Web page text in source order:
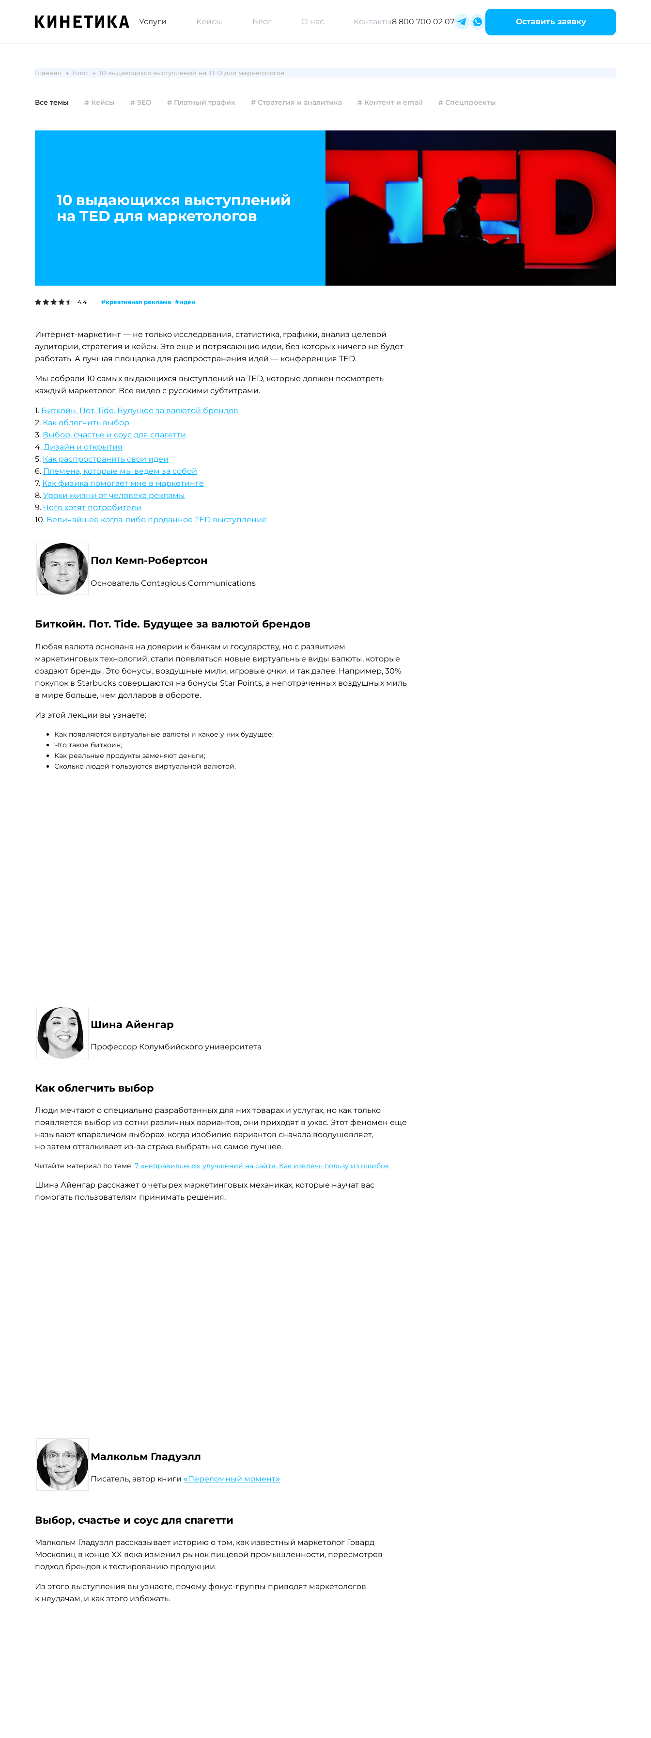
Услуги Кейсы Блог О нас Контакты8 800 700 02 07 Оставить заявку
Главная Блог 10 выдающихся выступлений на TED для маркетологов
Все темы # Кейсы # SEO # Платный трафик # Стратегия и аналитика # Контент и email # Спецпроекты
10 выдающихся выступлений
на TED для маркетологов
4.4 #креативная реклама #идеи
Интернет-маркетинг — не только исследования, статистика, графики, анализ целевой
аудитории, стратегия и кейсы. Это еще и потрясающие идеи, без которых ничего не будет
работать. А лучшая площадка для распространения идей — конференция TED.
Мы собрали 10 самых выдающихся выступлений на TED, которые должен посмотреть
каждый маркетолог. Все видео с русскими субтитрами.
1. Биткойн. Пот. Tide. Будущее за валютой брендов
2. Как облегчить выбор
3. Выбор, счастье и соус для спагетти
4. Дизайн и открытия
5. Как распространить свои идеи
6. Племена, которые мы ведем за собой
7. Как физика помогает мне в маркетинге
8. Уроки жизни от человека рекламы
9. Чего хотят потребители
10. Величайшее когда-либо проданное TED выступление
Пол Кемп-Робертсон
Основатель Contagious Communications
Биткойн. Пот. Tide. Будущее за валютой брендов
Любая валюта основана на доверии к банкам и государству, но с развитием
маркетинговых технологий, стали появляться новые виртуальные виды валюты, которые
создают бренды. Это бонусы, воздушные мили, игровые очки, и так далее. Например, 30%
покупок в Starbucks совершаются на бонусы Star Points, а непотраченных воздушных миль
в мире больше, чем долларов в обороте.
Из этой лекции вы узнаете:
Как появляются виртуальные валюты и какое у них будущее;
Что такое биткоин;
Как реальные продукты заменяют деньги;
Сколько людей пользуются виртуальной валютой.
Шина Айенгар
Профессор Колумбийского университета
Как облегчить выбор
Люди мечтают о специально разработанных для них товарах и услугах, но как только
появляется выбор из сотни различных вариантов, они приходят в ужас. Этот феномен еще
называют «параличом выбора», когда изобилие вариантов сначала воодушевляет,
но затем отталкивает из-за страха выбрать не самое лучшее.
Читайте материал по теме: 7 «неправильных» улучшений на сайте. Как извлечь пользу из ошибок
Шина Айенгар расскажет о четырех маркетинговых механиках, которые научат вас
помогать пользователям принимать решения.
Малкольм Гладуэлл
Писатель, автор книги «Переломный момент»
Выбор, счастье и соус для спагетти
Малкольм Гладуэлл рассказывает историю о том, как известный маркетолог Говард
Московиц в конце XX века изменил рынок пищевой промышленности, пересмотрев
подход брендов к тестированию продукции.
Из этого выступления вы узнаете, почему фокус-группы приводят маркетологов
к неудачам, и как этого избежать.